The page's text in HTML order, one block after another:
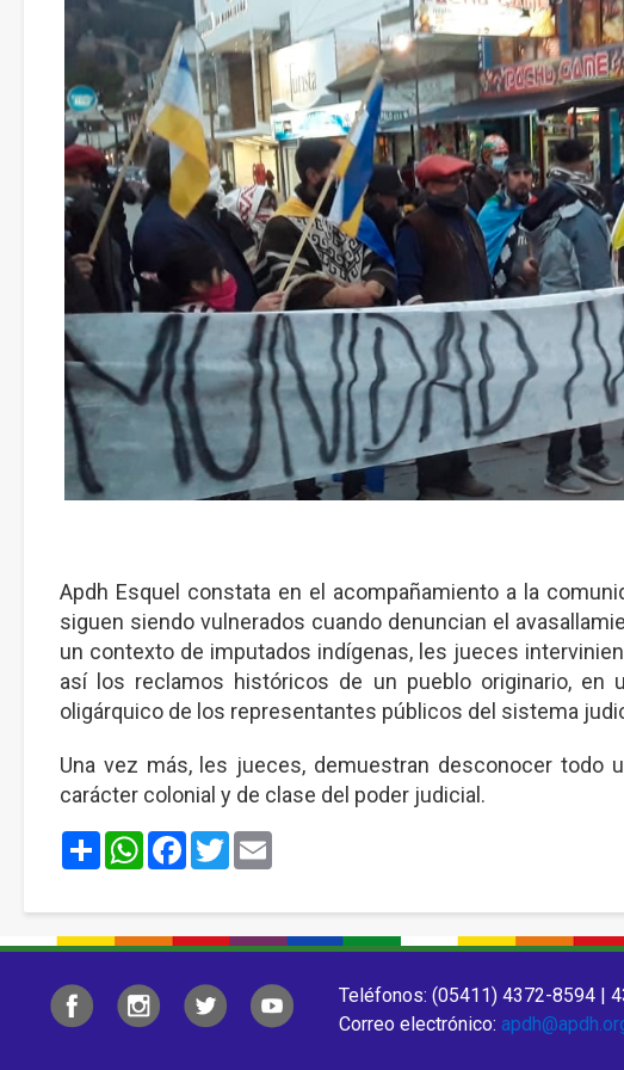
Apdh Esquel constata en el acompañamiento a la
siguen siendo vulnerados cuando denuncian el
un contexto de imputados indígenas, les jueces
así los reclamos históricos de un pueblo originario, en
oligárquico de los representantes públicos del sistema
Una vez más, les jueces, demuestran desconocer todo
carácter colonial y de clase del poder judicial.
ShareWhatsApp
Facebook
Twitter
Teléfonos: (05411) 4372-8594 |
Correo electrónico: